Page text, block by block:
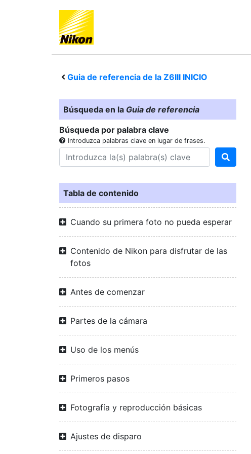
Guia de referencia de la Z6III INICIO
Búsqueda en la Guia de referencia
Búsqueda por palabra clave
Introduzca palabras clave en lugar de frases.
Tabla de contenido
Cuando su primera foto no pueda esperar
Contenido de Nikon para disfrutar de las
fotos
Antes de comenzar
Partes de la cámara
Uso de los menús
Primeros pasos
Fotografía y reproducción básicas
Ajustes de disparo